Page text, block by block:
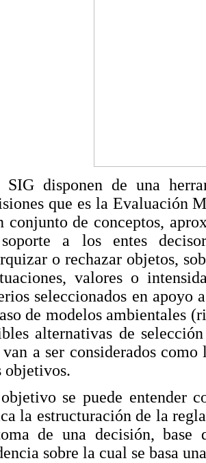
SIG disponen de una
que es la Evaluación
conjunto de conceptos,
a los entes
o rechazar objetos,
valores o
seleccionados en apoyo
de modelos ambientales
alternativas de
van a ser considerados
objetivos.
se puede entender
la estructuración de la
de una decisión, base
sobre la cual se basa